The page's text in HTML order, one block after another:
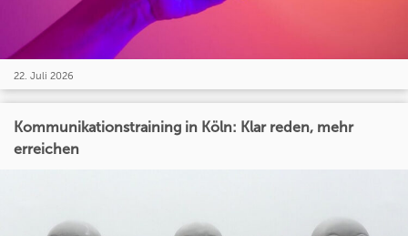
22. Juli 2026
Kommunikationstraining in Köln: Klar reden, mehr
erreichen